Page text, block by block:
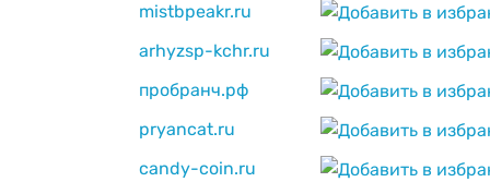
mistbpeakr.ru
arhyzsp-kchr.ru
пробранч.рф
pryancat.ru
candy-coin.ru